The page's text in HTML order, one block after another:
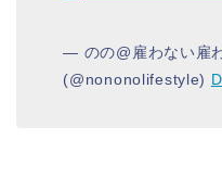
— のの@雇わない雇
(@nononolifestyle)